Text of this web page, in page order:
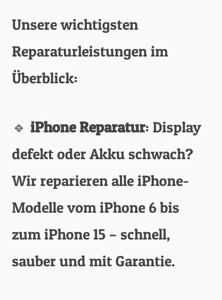
Unsere wichtigsten
Reparaturleistungen im
Überblick:
🔹 iPhone Reparatur: Display
defekt oder Akku schwach?
Wir reparieren alle iPhone-
Modelle vom iPhone 6 bis
zum iPhone 15 – schnell,
sauber und mit Garantie.